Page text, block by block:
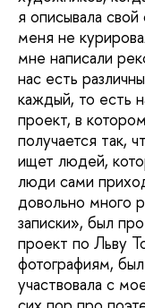
я описывала свой
меня не
мне написали
нас есть
каждый, то есть
проект, в
получается так,
ищет людей,
люди сами
довольно много
записки», был
проект по Льву
фотографиям,
участвовала с